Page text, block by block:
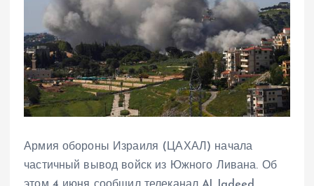
Армия обороны Израиля (ЦАХАЛ) начала
частичный вывод войск из Южного Ливана. Об